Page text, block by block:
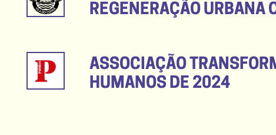
REGENERAÇÃO URBANA
ASSOCIAÇÃO
HUMANOS DE 2024